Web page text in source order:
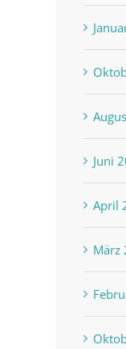
Juni
April
März